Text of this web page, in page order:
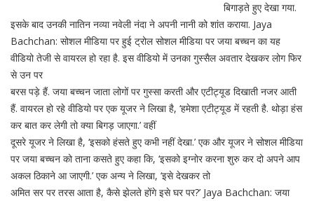
बिगाड़ते हुए देखा गया.
इसके बाद उनकी नातिन नव्या नवेली नंदा ने अपनी नानी को शांत कराया. Jaya
Bachchan: सोशल मीडिया पर हुई ट्रोल सोशल मीडिया पर जया बच्चन का यह
वीडियो तेजी से वायरल हो रहा है. इस वीडियो में उनका गुस्सैल अवतार देखकर लोग फिर
से उन पर
बरस पड़े हैं. जया बच्चन जाता लोगों पर गुस्सा करती और एटीट्यूड दिखाती नजर आती
हैं. वायरल हो रहे वीडियो पर एक यूजर ने लिखा है, ‘हमेशा एटीट्यूड में रहती है. थोड़ा हंस
कर बात कर लेगी तो क्या बिगड़ जाएगा.’ वहीं
दूसरे यूजर ने लिखा है, ‘इसको हंसते हुए कभी नहीं देखा.’ एक और यूजर ने सोशल मीडिया
पर जया बच्चन को ताना कसते हुए कहा कि, ‘इसको इग्नोर करना शुरु कर दो अपने आप
अकल ठिकाने आ जाएगी.’ एक अन्य ने लिखा, ‘इसे देखकर तो
अमित सर पर तरस आता है, कैसे झेलते होंगे इसे घर पर?’ Jaya Bachchan: जया